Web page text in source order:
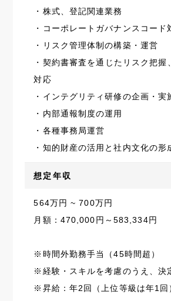
・株式、登記関連業務
・コーポレートガバナンスコード
・リスク管理体制の構築・運営
・契約書審査を通じたリスク把握
対応
・インテグリティ研修の企画・実
・内部通報制度の運用
・各種事務局運営
・知的財産の活用と社内文化の形
想定年収
564万円 ~ 700万円
月額：470,000円～583,334円
※時間外勤務手当（45時間超）
※経験・スキルを考慮のうえ、決
※昇給：年2回（上位等級は年1回